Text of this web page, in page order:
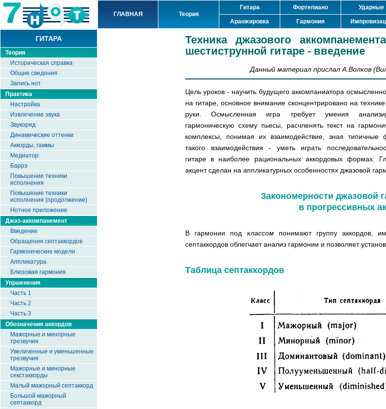
ГЛАВНАЯ Теория
Гитара Фортепиано Ударные
Аранжировка Гармония
ГИТАРА
Теория
Историческая справка
Общие сведения
Запись нот
Практика
Настройка
Извлечение звука
Звукоряд
Динамические оттенки
Аккорды, гаммы
Медиатор
Баррэ
Повышение техники
исполнения
Повышение техники
исполнения (продолжение)
Нотное приложение
Джаз-аккомпанемент
Введение
Обращения септаккордов
Гармонические модели
Аппликатура
Блюзовая гармония
Упражнения
Часть 1
Часть 2
Часть 3
Обозначения аккордов
Мажорные и минорные
трезвучия
Увеличенные и уменьшенные
трезвучия
Мажорные и минорные
секстаккорды
Малый мажорный септаккорд
Большой мажорный
септаккорд
Техника джазового
шестиструнной гитаре - введение
Данный материал прислал А.Волков
Цель уроков - научить будущего аккомпаниатора
на гитаре, основное внимание сконцентрировано на
руки. Осмысленная игра требует умения
гармоническую схему пьесы, расчленять текст на
комплексы, понимая их взаимодействие, зная типичные
такого взаимодействия - уметь играть
гитаре в наиболее рациональных аккордовых формах.
акцент сделан на аппликатурных особенностях джазовой
Закономерности джазовой
в прогрессивных
В гармонии под классом понимают группу аккордов,
септаккордов облегчает анализ гармонии и позволяет
Таблица септаккордов